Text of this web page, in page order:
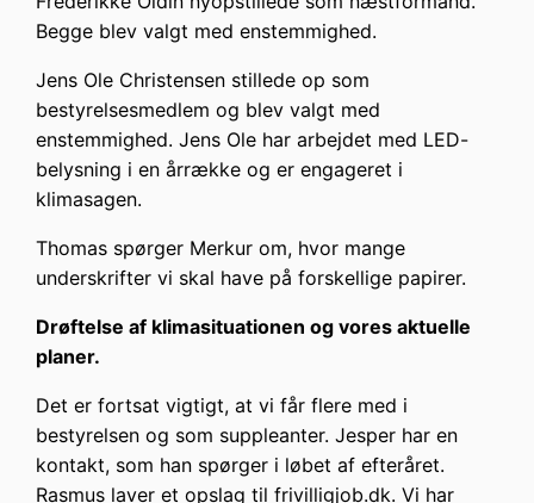
Begge blev valgt med enstemmighed.
Jens Ole Christensen stillede op som
bestyrelsesmedlem og blev valgt med
enstemmighed. Jens Ole har arbejdet med LED-
belysning i en årrække og er engageret i
klimasagen.
Thomas spørger Merkur om, hvor mange
underskrifter vi skal have på forskellige papirer.
Drøftelse af klimasituationen og vores aktuelle
planer.
Det er fortsat vigtigt, at vi får flere med i
bestyrelsen og som suppleanter. Jesper har en
kontakt, som han spørger i løbet af efteråret.
Rasmus laver et opslag til frivilligjob.dk. Vi har